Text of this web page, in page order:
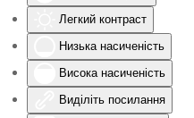
Легкий контраст
Низька насиченість
Висока насиченість
Виділіть посилання